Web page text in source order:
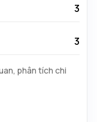
3
3
phân tích chi